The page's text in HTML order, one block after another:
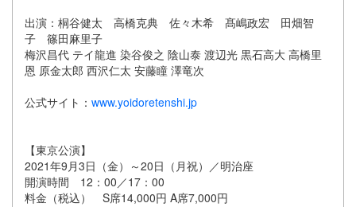
出演：桐谷健太 高橋克典 佐々木希 髙嶋政宏 田畑智
子 篠田麻里子
梅沢昌代 テイ龍進 染谷俊之 陰山泰 渡辺光 黒石高大 高橋里
恩 原金太郎 西沢仁太 安藤瞳 澤竜次
公式サイト： www.yoidoretenshi.jp
【東京公演】
2021年9月3日（金）～20日（月祝）／明治座
開演時間 12：00／17：00
料金（税込） S席14,000円 A席7,000円